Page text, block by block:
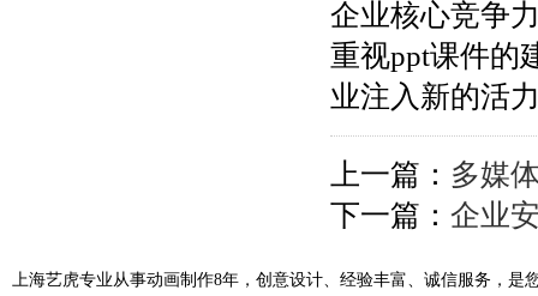
企业核心竞争
重视ppt课件的
业注入新的活
上一篇： 多媒
下一篇： 企业
上海艺虎专业从事动画制作8年，创意设计、经验丰富、诚信服务，是